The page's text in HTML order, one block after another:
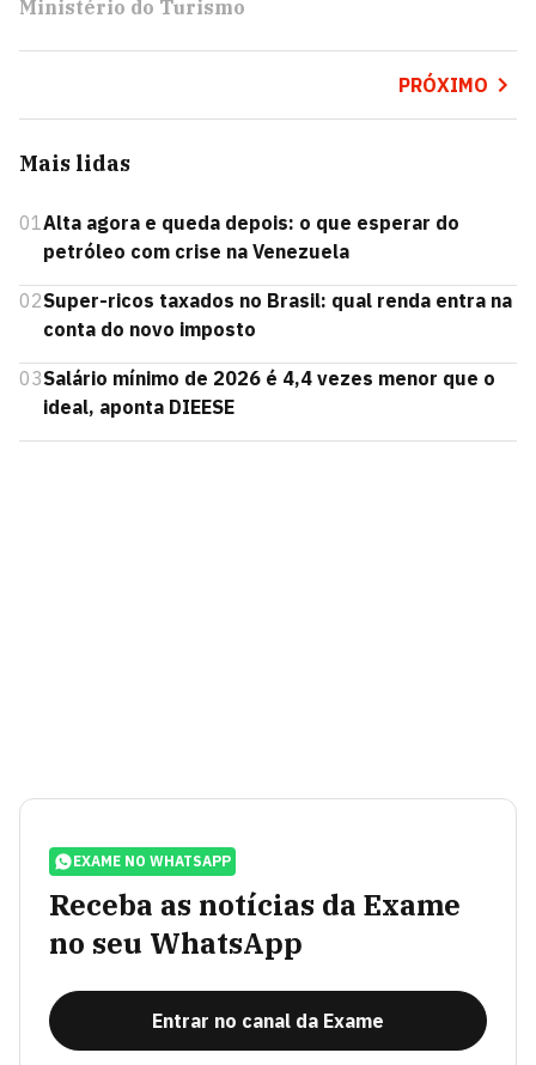
Ministério do Turismo
PRÓXIMO
Mais lidas
01Alta agora e queda depois: o que esperar do
petróleo com crise na Venezuela
02Super-ricos taxados no Brasil: qual renda entra na
conta do novo imposto
03Salário mínimo de 2026 é 4,4 vezes menor que o
ideal, aponta DIEESE
EXAME NO WHATSAPP
Receba as notícias da Exame
no seu WhatsApp
Entrar no canal da Exame